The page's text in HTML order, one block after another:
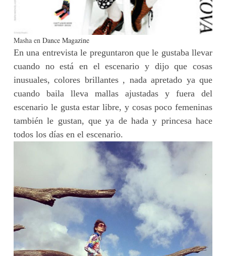
Masha en Dance Magazine
En una entrevista le preguntaron que le gustaba llevar
cuando no está en el escenario y dijo que cosas
inusuales, colores brillantes , nada apretado ya que
cuando baila lleva mallas ajustadas y fuera del
escenario le gusta estar libre, y cosas poco femeninas
también le gustan, que ya de hada y princesa hace
todos los días en el escenario.